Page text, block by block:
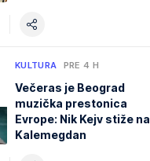
KULTURA PRE 4 H
Večeras je Beograd
muzička prestonica
Evrope: Nik Kejv stiže na
Kalemegdan